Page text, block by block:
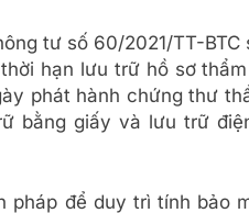
tư số 60/2021/TT-
hạn lưu trữ hồ sơ
phát hành chứng thư
bằng giấy và lưu trữ
pháp để duy trì tính bảo